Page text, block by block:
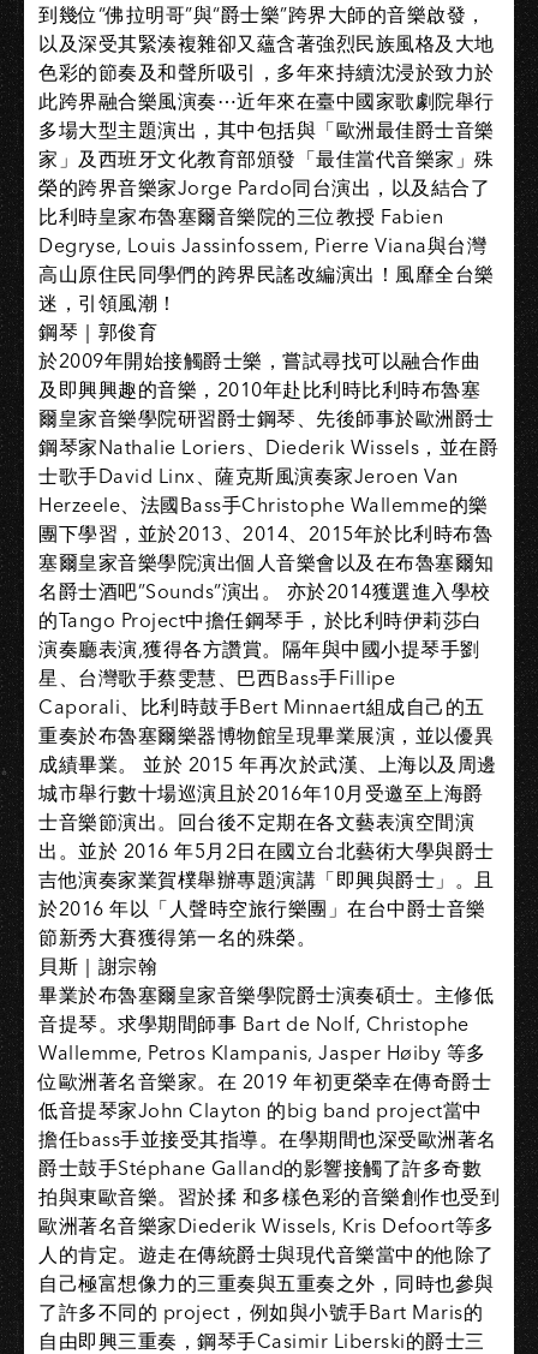
到幾位“佛拉明哥”與“爵士樂”跨界大師的音樂啟發，
以及深受其緊湊複雜卻又蘊含著強烈民族風格及大地
色彩的節奏及和聲所吸引，多年來持續沈浸於致力於
此跨界融合樂風演奏⋯近年來在臺中國家歌劇院舉行
多場大型主題演出，其中包括與「歐洲最佳爵士音樂
家」及西班牙文化教育部頒發「最佳當代音樂家」殊
榮的跨界音樂家Jorge Pardo同台演出，以及結合了
比利時皇家布魯塞爾音樂院的三位教授 Fabien
Degryse, Louis Jassinfossem, Pierre Viana與台灣
高山原住民同學們的跨界民謠改編演出！風靡全台樂
迷，引領風潮！
鋼琴｜郭俊育
於2009年開始接觸爵士樂，嘗試尋找可以融合作曲
及即興興趣的音樂，2010年赴比利時比利時布魯塞
爾皇家音樂學院研習爵士鋼琴、先後師事於歐洲爵士
鋼琴家Nathalie Loriers、Diederik Wissels，並在爵
士歌手David Linx、薩克斯風演奏家Jeroen Van
Herzeele、法國Bass手Christophe Wallemme的樂
團下學習，並於2013、2014、2015年於比利時布魯
塞爾皇家音樂學院演出個人音樂會以及在布魯塞爾知
名爵士酒吧”Sounds”演出。 亦於2014獲選進入學校
的Tango Project中擔任鋼琴手，於比利時伊莉莎白
演奏廳表演,獲得各方讚賞。隔年與中國小提琴手劉
星、台灣歌手蔡雯慧、巴西Bass手Fillipe
Caporali、比利時鼓手Bert Minnaert組成自己的五
重奏於布魯塞爾樂器博物館呈現畢業展演，並以優異
成績畢業。 並於 2015 年再次於武漢、上海以及周邊
城市舉行數十場巡演且於2016年10月受邀至上海爵
士音樂節演出。回台後不定期在各文藝表演空間演
出。並於 2016 年5月2日在國立台北藝術大學與爵士
吉他演奏家業賀樸舉辦專題演講「即興與爵士」。且
於2016 年以「人聲時空旅行樂團」在台中爵士音樂
節新秀大賽獲得第一名的殊榮。
貝斯｜謝宗翰
畢業於布魯塞爾皇家音樂學院爵士演奏碩士。主修低
音提琴。求學期間師事 Bart de Nolf, Christophe
Wallemme, Petros Klampanis, Jasper Høiby 等多
位歐洲著名音樂家。在 2019 年初更榮幸在傳奇爵士
低音提琴家John Clayton 的big band project當中
擔任bass手並接受其指導。在學期間也深受歐洲著名
爵士鼓手Stéphane Galland的影響接觸了許多奇數
拍與東歐音樂。習於揉 和多樣色彩的音樂創作也受到
歐洲著名音樂家Diederik Wissels, Kris Defoort等多
人的肯定。遊走在傳統爵士與現代音樂當中的他除了
自己極富想像力的三重奏與五重奏之外，同時也參與
了許多不同的 project，例如與小號手Bart Maris的
自由即興三重奏，鋼琴手Casimir Liberski的爵士三